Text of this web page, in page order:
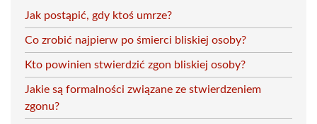
Jak postąpić, gdy ktoś umrze?
Co zrobić najpierw po śmierci bliskiej osoby?
Kto powinien stwierdzić zgon bliskiej osoby?
Jakie są formalności związane ze stwierdzeniem
zgonu?